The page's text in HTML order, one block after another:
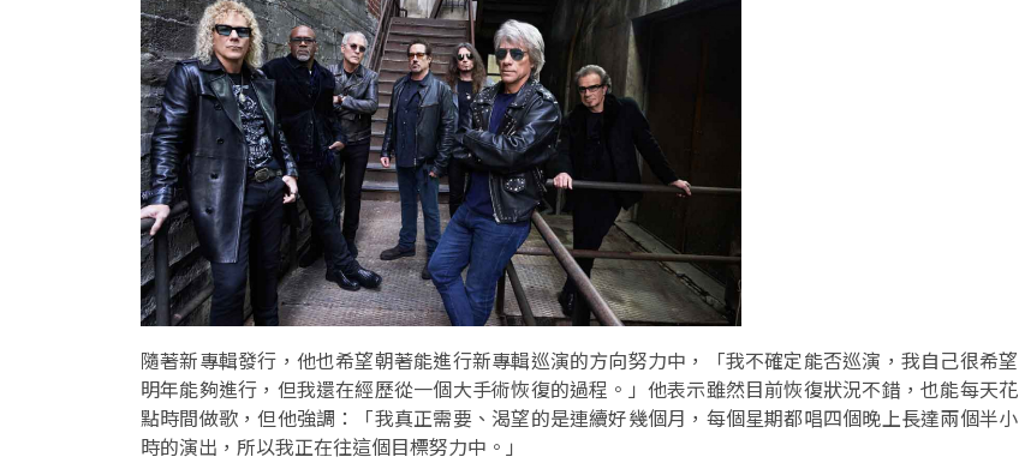
隨著新專輯發行，他也希望朝著能進行新專輯巡演的方向努力中，「我不確定能否巡演，我自己很希望
明年能夠進行，但我還在經歷從一個大手術恢復的過程。」他表示雖然目前恢復狀況不錯，也能每天花
點時間做歌，但他強調：「我真正需要、渴望的是連續好幾個月，每個星期都唱四個晚上長達兩個半小
時的演出，所以我正在往這個目標努力中。」